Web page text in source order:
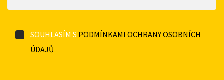
SOUHLASÍM S PODMÍNKAMI OCHRANY OSOBNÍCH
ÚDAJŮ